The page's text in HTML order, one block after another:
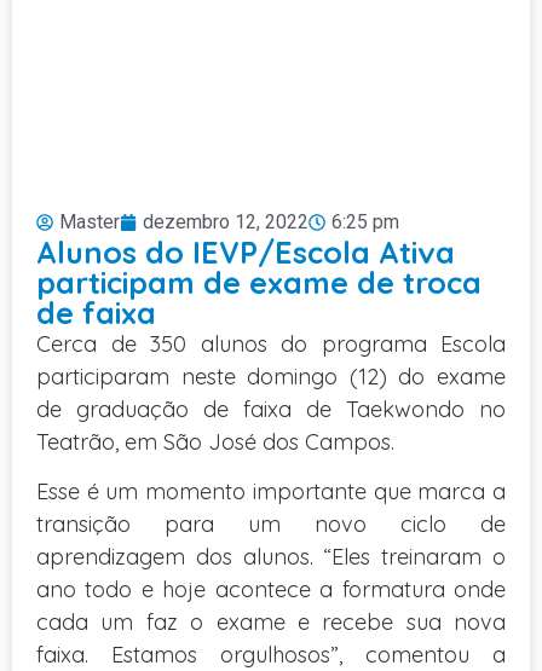
Master dezembro 12, 2022 6:25 pm
Alunos do IEVP/Escola Ativa
participam de exame de troca
de faixa
Cerca de 350 alunos do programa Escola
participaram neste domingo (12) do exame
de graduação de faixa de Taekwondo no
Teatrão, em São José dos Campos.
Esse é um momento importante que marca a
transição para um novo ciclo de
aprendizagem dos alunos. “Eles treinaram o
ano todo e hoje acontece a formatura onde
cada um faz o exame e recebe sua nova
faixa. Estamos orgulhosos”, comentou a